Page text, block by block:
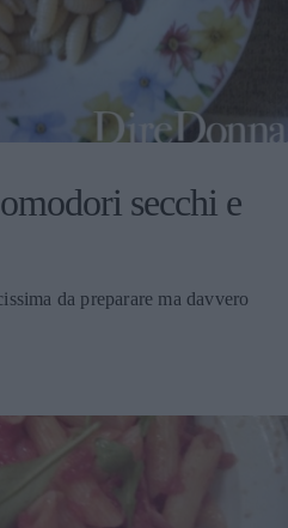
55%) altre (0-5%) - sapore:
fruttato fresco asciutto -
11°.
secchi e
da preparare ma davvero